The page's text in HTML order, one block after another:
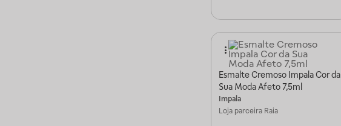
Esmalte Cremoso Impala Cor da
Sua Moda Afeto 7,5ml
Impala
Loja parceira Raia